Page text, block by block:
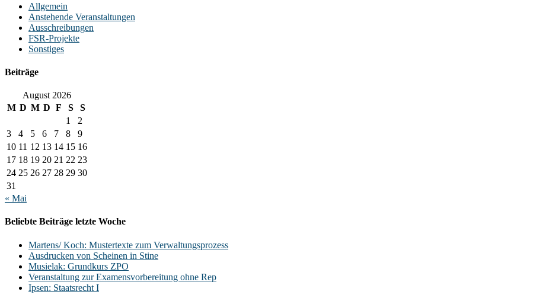
Allgemein
Anstehende Veranstaltungen
Ausschreibungen
FSR-Projekte
Sonstiges
Beiträge
August 2026
M D M D F S
S
1
2
3
4 5 6 7 8
9
10 11 12 13 14 15 16
17 18 19 20 21 22 23
24 25 26 27 28 29 30
31
« Mai
Beliebte Beiträge letzte Woche
Martens/ Koch: Mustertexte zum Verwaltungsprozess
Ausdrucken von Scheinen in Stine
Musielak: Grundkurs ZPO
Veranstaltung zur Examensvorbereitung ohne Rep
Ipsen: Staatsrecht I